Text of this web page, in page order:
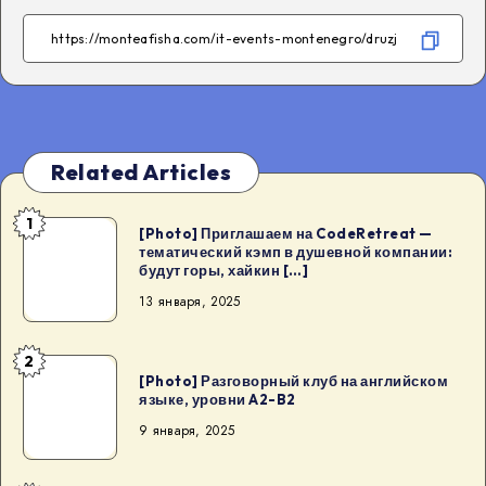
Facebook
Twitter
TelegramWhatsApp
Related Articles
[Photo]
CodeRetreat
тематический
душевной
1
[Photo] Приглашаем на CodeRetreat —
тематический кэмп в душевной компании:
будут горы, хайкин […]
13 января, 2025
[Photo]
на
2
[Photo] Разговорный клуб на английском
языке, уровни A2-B2
9 января, 2025